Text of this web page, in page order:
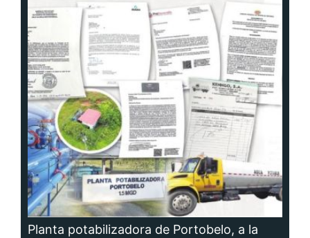
Planta potabilizadora de Portobelo, a la
deriva